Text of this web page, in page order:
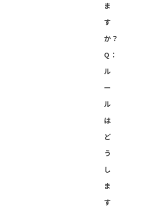
ま
す
か？
Q：
ル
ー
ル
は
ど
う
し
ま
す